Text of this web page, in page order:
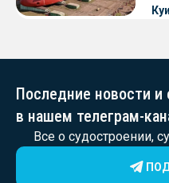
Последние новости
в нашем телеграм-
Все о судостроении,